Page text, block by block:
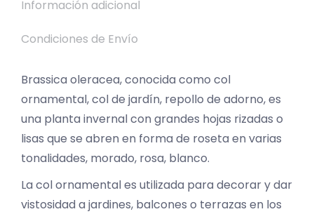
Información adicional
Condiciones de Envío
Brassica oleracea, conocida como col
ornamental, col de jardín, repollo de adorno, es
una planta invernal con grandes hojas rizadas o
lisas que se abren en forma de roseta en varias
tonalidades, morado, rosa, blanco.
La col ornamental es utilizada para decorar y dar
vistosidad a jardines, balcones o terrazas en los